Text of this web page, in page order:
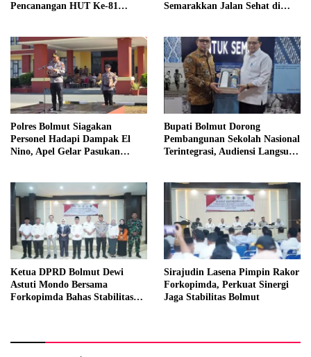
Pencanangan HUT Ke-81
Semarakkan Jalan Sehat di
Polres Bolmut Siagakan
Personel Hadapi Dampak El
Nino, Apel Gelar Pasukan
Bupati Bolmut Dorong
Pembangunan Sekolah Nasional
Terintegrasi, Audiensi Langsung
Ketua DPRD Bolmut Dewi
Astuti Mondo Bersama
Forkopimda Bahas Stabilitas
Sirajudin Lasena Pimpin Rakor
Forkopimda, Perkuat Sinergi
Jaga Stabilitas Bolmut